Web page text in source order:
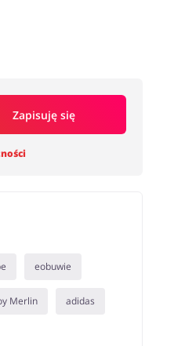
Zapisuję się
eobuwie
Merlin adidas